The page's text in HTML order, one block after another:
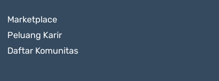
Marketplace
Peluang Karir
Daftar Komunitas